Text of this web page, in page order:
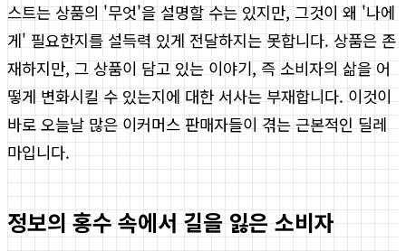
스트는 상품의 '무엇'을 설명할 수는 있지만, 그것이 왜 '나에
게' 필요한지를 설득력 있게 전달하지는 못합니다. 상품은 존
재하지만, 그 상품이 담고 있는 이야기, 즉 소비자의 삶을 어
떻게 변화시킬 수 있는지에 대한 서사는 부재합니다. 이것이
바로 오늘날 많은 이커머스 판매자들이 겪는 근본적인 딜레
마입니다.
정보의 홍수 속에서 길을 잃은 소비자